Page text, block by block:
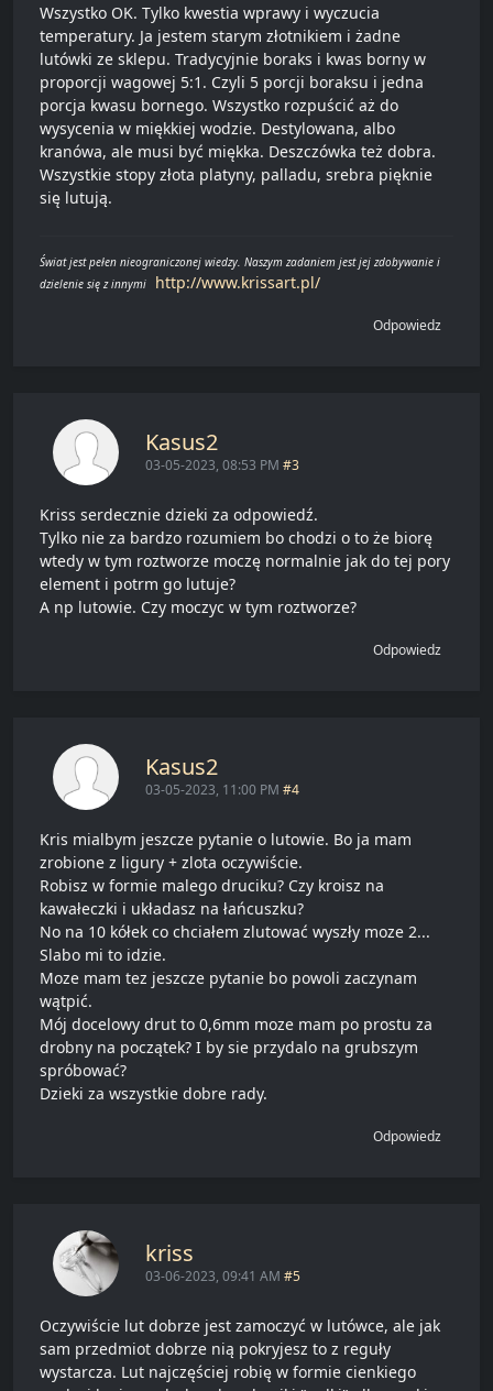
Wszystko OK. Tylko kwestia wprawy i wyczucia
temperatury. Ja jestem starym złotnikiem i żadne
lutówki ze sklepu. Tradycyjnie boraks i kwas borny w
proporcji wagowej 5:1. Czyli 5 porcji boraksu i jedna
porcja kwasu bornego. Wszystko rozpuścić aż do
wysycenia w miękkiej wodzie. Destylowana, albo
kranówa, ale musi być miękka. Deszczówka też dobra.
Wszystkie stopy złota platyny, palladu, srebra pięknie
się lutują.
Świat jest pełen nieograniczonej wiedzy. Naszym zadaniem jest jej zdobywanie i
dzielenie się z innymi
http://www.krissart.pl/
Odpowiedz
Kasus2
03-05-2023, 08:53 PM #3
Kriss serdecznie dzieki za odpowiedź.
Tylko nie za bardzo rozumiem bo chodzi o to że biorę
wtedy w tym roztworze moczę normalnie jak do tej pory
element i potrm go lutuje?
A np lutowie. Czy moczyc w tym roztworze?
Odpowiedz
Kasus2
03-05-2023, 11:00 PM #4
Kris mialbym jeszcze pytanie o lutowie. Bo ja mam
zrobione z ligury + zlota oczywiście.
Robisz w formie malego druciku? Czy kroisz na
kawałeczki i układasz na łańcuszku?
No na 10 kółek co chciałem zlutować wyszły moze 2...
Slabo mi to idzie.
Moze mam tez jeszcze pytanie bo powoli zaczynam
wątpić.
Mój docelowy drut to 0,6mm moze mam po prostu za
drobny na początek? I by sie przydalo na grubszym
spróbować?
Dzieki za wszystkie dobre rady.
Odpowiedz
kriss
03-06-2023, 09:41 AM #5
Oczywiście lut dobrze jest zamoczyć w lutówce, ale jak
sam przedmiot dobrze nią pokryjesz to z reguły
wystarcza. Lut najczęściej robię w formie cienkiego